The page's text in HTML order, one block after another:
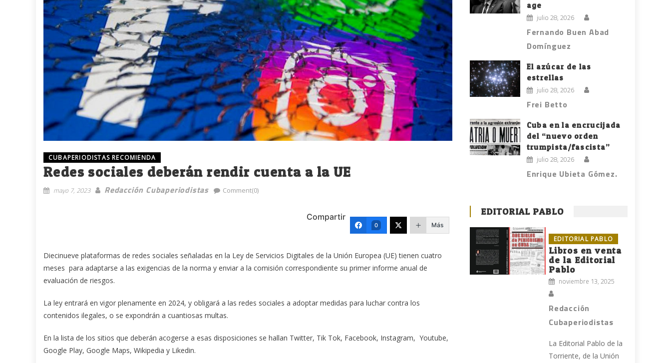
CUBAPERIODISTAS RECOMIENDA
Redes sociales deberán rendir cuenta a la UE
mayo 7, 2023 Redacción Cubaperiodistas Comment(0)
Compartir
0 Más
Diecinueve plataformas de redes sociales señaladas en la Ley de Servicios Digitales de la Unión Europea (UE) tienen cuatro
meses para adaptarse a las exigencias de la norma y enviar a la comisión correspondiente su primer informe anual de
evaluación de riesgos.
La ley entrará en vigor plenamente en 2024, y obligará a las redes sociales a adoptar medidas para luchar contra los
contenidos ilegales, o se expondrán a cuantiosas multas.
En la lista de los sitios que deberán acogerse a esas disposiciones se hallan Twitter, Tik Tok, Facebook, Instagram, Youtube,
Google Play, Google Maps, Wikipedia y Likedin.
age
julio 28, 2026
Fernando Buen Abad
Domínguez
El azúcar de las
estrellas
julio 28, 2026
Frei Betto
Cuba en la encrucijada
del “nuevo orden
trumpista/fascista”
julio 28, 2026
Enrique Ubieta Gómez.
EDITORIAL PABLO
EDITORIAL PABLO
Libros en venta
de la Editorial
Pablo
noviembre 13, 2025
Redacción
Cubaperiodistas
La Editorial Pablo de la
Torriente, de la Unión